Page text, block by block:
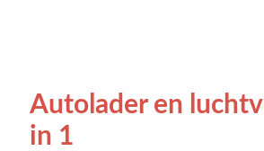
Autolader en
in 1